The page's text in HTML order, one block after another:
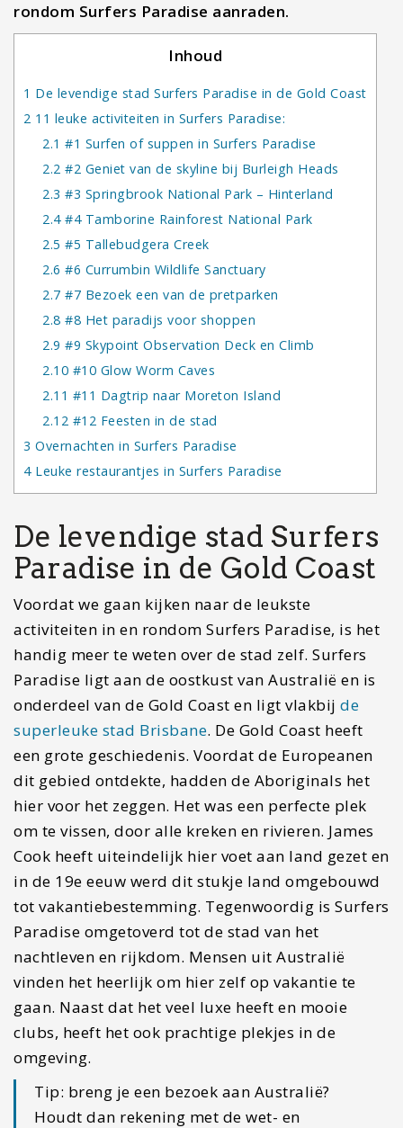
rondom Surfers Paradise aanraden.
Inhoud
1 De levendige stad Surfers Paradise in de Gold Coast
2 11 leuke activiteiten in Surfers Paradise:
2.1 #1 Surfen of suppen in Surfers Paradise
2.2 #2 Geniet van de skyline bij Burleigh Heads
2.3 #3 Springbrook National Park – Hinterland
2.4#4 Tamborine Rainforest National Park
2.5 #5 Tallebudgera Creek
2.6 #6 Currumbin Wildlife Sanctuary
2.7 #7 Bezoek een van de pretparken
2.8 #8 Het paradijs voor shoppen
2.9 #9 Skypoint Observation Deck en Climb
2.10 #10 Glow Worm Caves
2.11 #11 Dagtrip naar Moreton Island
2.12 #12 Feesten in de stad
3 Overnachten in Surfers Paradise
4Leuke restaurantjes in Surfers Paradise
De levendige stad Surfers
Paradise in de Gold Coast
Voordat we gaan kijken naar de leukste
activiteiten in en rondom Surfers Paradise, is het
handig meer te weten over de stad zelf. Surfers
Paradise ligt aan de oostkust van Australië en is
onderdeel van de Gold Coast en ligt vlakbij de
superleuke stad Brisbane. De Gold Coast heeft
een grote geschiedenis. Voordat de Europeanen
dit gebied ontdekte, hadden de Aboriginals het
hier voor het zeggen. Het was een perfecte plek
om te vissen, door alle kreken en rivieren. James
Cook heeft uiteindelijk hier voet aan land gezet en
in de 19e eeuw werd dit stukje land omgebouwd
tot vakantiebestemming. Tegenwoordig is Surfers
Paradise omgetoverd tot de stad van het
nachtleven en rijkdom. Mensen uit Australië
vinden het heerlijk om hier zelf op vakantie te
gaan. Naast dat het veel luxe heeft en mooie
clubs, heeft het ook prachtige plekjes in de
omgeving.
Tip: breng je een bezoek aan Australië?
Houdt dan rekening met de wet- en